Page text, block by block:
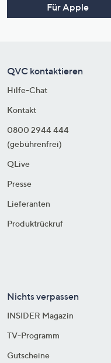
Für Apple
QVC kontaktieren
Hilfe-Chat
Kontakt
0800 2944 444
(gebührenfrei)
QLive
Presse
Lieferanten
Produktrückruf
Nichts verpassen
INSIDER Magazin
TV-Programm
Gutscheine